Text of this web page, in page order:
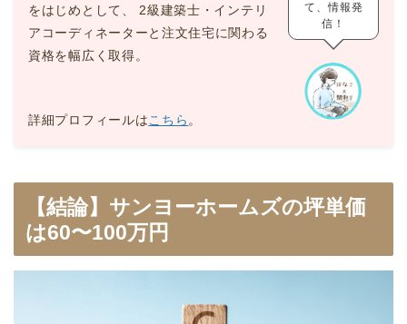
をはじめとして、 2級建築士・インテリ
アコーディネーターと注文住宅に関わる
資格を幅広く取得。
詳細プロフィールはこちら 。
て、情報発
信！
【結論】サンヨーホームズの坪単価
は60〜100万円